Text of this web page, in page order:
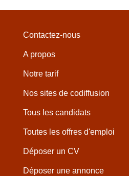
Contactez-nous
A propos
Notre tarif
Nos sites de codiffusion
Tous les candidats
Toutes les offres d'emploi
Déposer un CV
Déposer une annonce